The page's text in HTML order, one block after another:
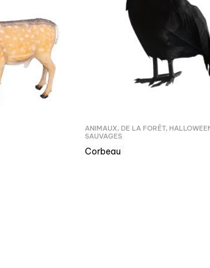
ANIMAUX, DE LA FORÊT,
SAUVAGES
Corbeau